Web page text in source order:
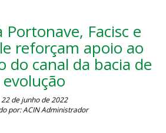
Portonave, Facisc e
reforçam apoio ao
do canal da bacia de
evolução
22 de junho de 2022
por: ACIN Administrador